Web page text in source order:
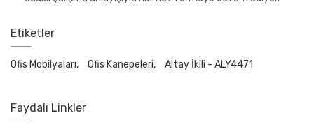
Etiketler
Ofis Mobilyaları, Ofis Kanepeleri, Altay İkili - ALY4471
Faydalı Linkler